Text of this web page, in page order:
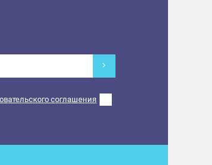
соглашения